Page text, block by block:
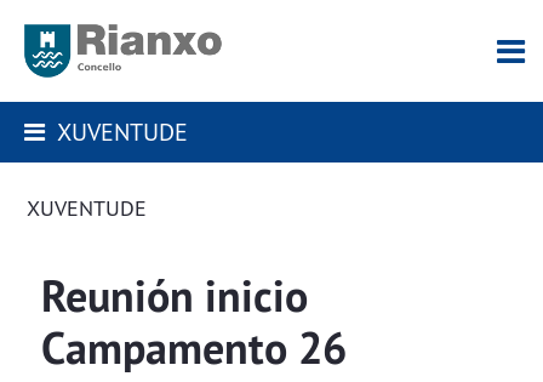
XUVENTUDE
XUVENTUDE
Reunión inicio
Campamento 26